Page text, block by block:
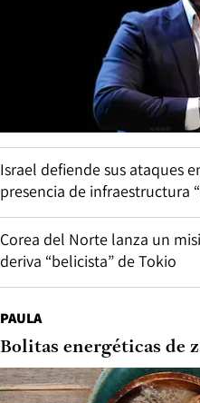
Israel defiende sus ataques
presencia de infraestructura
Corea del Norte lanza un
deriva “belicista” de Tokio
PAULA
Bolitas energéticas de